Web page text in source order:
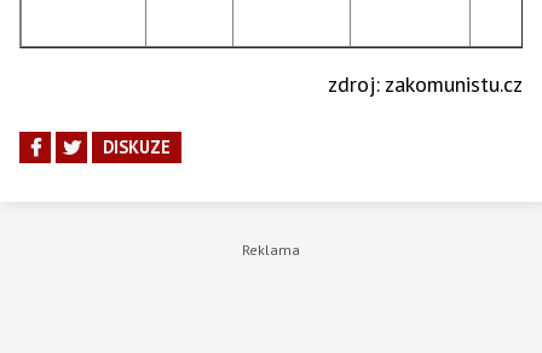
zdroj: zakomunistu.cz
DISKUZE